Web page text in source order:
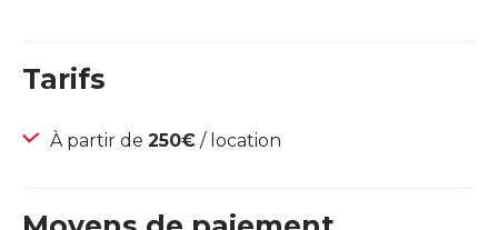
Tarifs
À partir de 250€ / location